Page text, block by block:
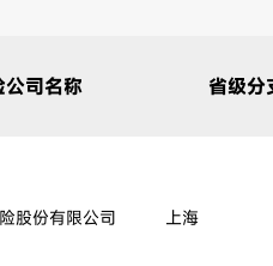
司名称 省级分
股份有限公司 上海